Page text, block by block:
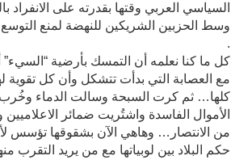
السياسي العربي وقتها بقدرته على الانفراد
وسط الحزبين الشريكين للنهضة لمنع
.
كل ما كنا نعلمه أن التمسك بأرضية
مع العصابة التي بدأت تتشكل وأن كل تقوية
كلها… ثم كرت السبحة وسالت الدماء
الأموال الفاسدة واشتُريت ضمائر
من الانتصار… وهاهي الآن بشقوقها
حكم البلاد بين لوبياتها مع من يريد التقرب